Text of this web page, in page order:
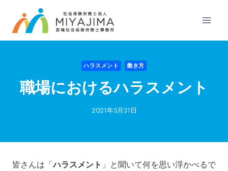
ス
ハラスメント 働き方
職場におけるハラスメント
2021年5月31日
皆さんは「ハラスメント 」と聞いて何を思い浮かべるで